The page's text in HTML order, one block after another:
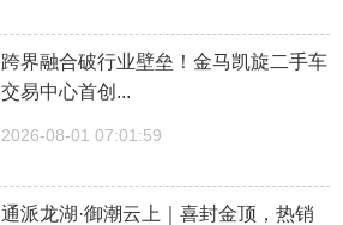
跨界融合破行业壁垒！金马凯旋二手车
交易中心首创...
2026-08-01 07:01:59
通派龙湖·御潮云上｜喜封金顶，热销